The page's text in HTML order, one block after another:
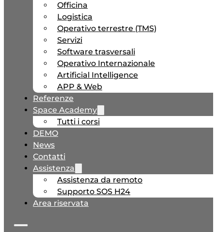
Officina
Logistica
Operativo terrestre (TMS)
Servizi
Software trasversali
Operativo Internazionale
Artificial Intelligence
APP & Web
Referenze
Space Academy
Tutti i corsi
DEMO
News
Contatti
Assistenza
Assistenza da remoto
Supporto SOS H24
Area riservata